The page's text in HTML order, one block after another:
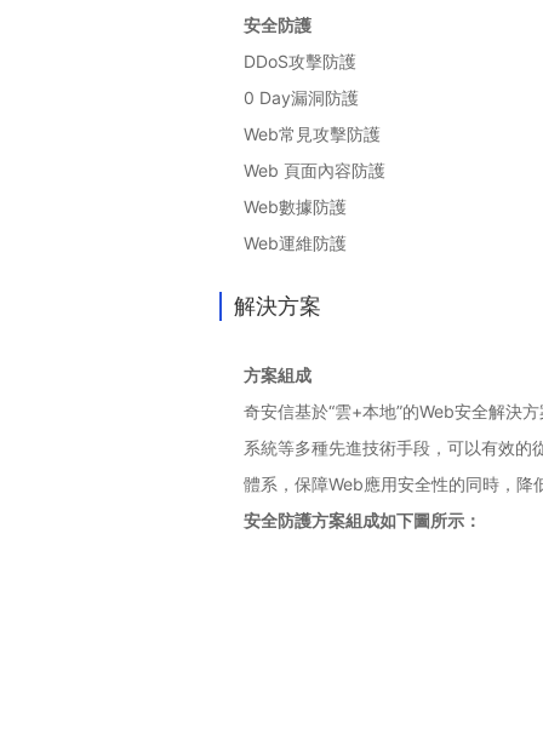
安全防護
DDoS攻擊防護
0 Day漏洞防護
Web常見攻擊防護
Web 頁面內容防護
Web數據防護
Web運維防護
解決方案
方案組成
奇安信基於“雲+本地”的Web安全解決
系統等多種先進技術手段，可以有效
體系，保障Web應用安全性的同時，降
安全防護方案組成如下圖所示：